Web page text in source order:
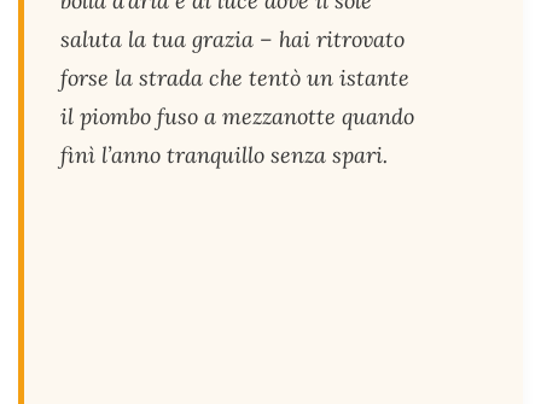
saluta la tua grazia – hai ritrovato
forse la strada che tentò un istante
il piombo fuso a mezzanotte quando
finì l’anno tranquillo senza spari.